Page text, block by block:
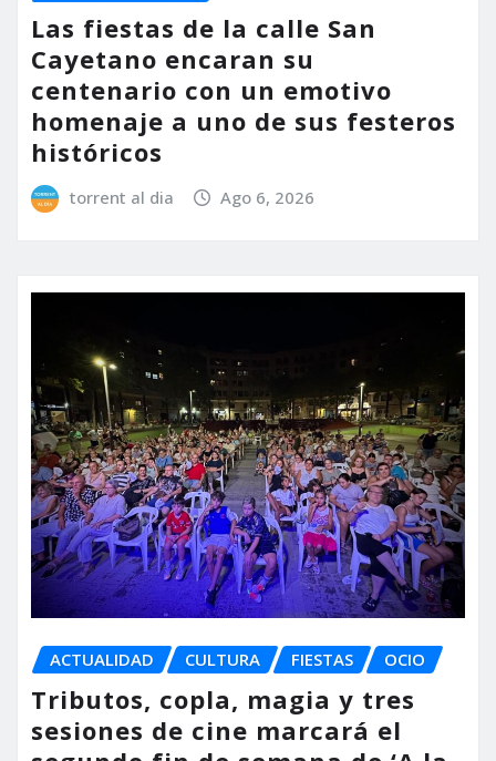
Las fiestas de la calle San
Cayetano encaran su
centenario con un emotivo
homenaje a uno de sus festeros
históricos
torrent al dia Ago 6, 2026
ACTUALIDAD CULTURA FIESTAS OCIO
Tributos, copla, magia y tres
sesiones de cine marcará el